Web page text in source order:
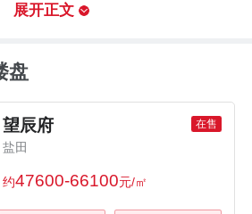
（直线距离）内有9个幼
米。
楼盘户型含90~109㎡,价格
展开正文
盘
望辰府 在售
盐田
约47600-66100元/㎡